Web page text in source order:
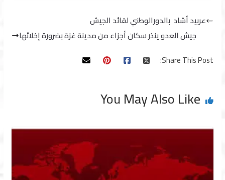
عربيد أشاد بالدورالوطني لقائد الجيش
جيش العدو ينذر سكان أجزاء من مدينة غزة بضرورة إخلائها
Share This Post:
You May Also Like